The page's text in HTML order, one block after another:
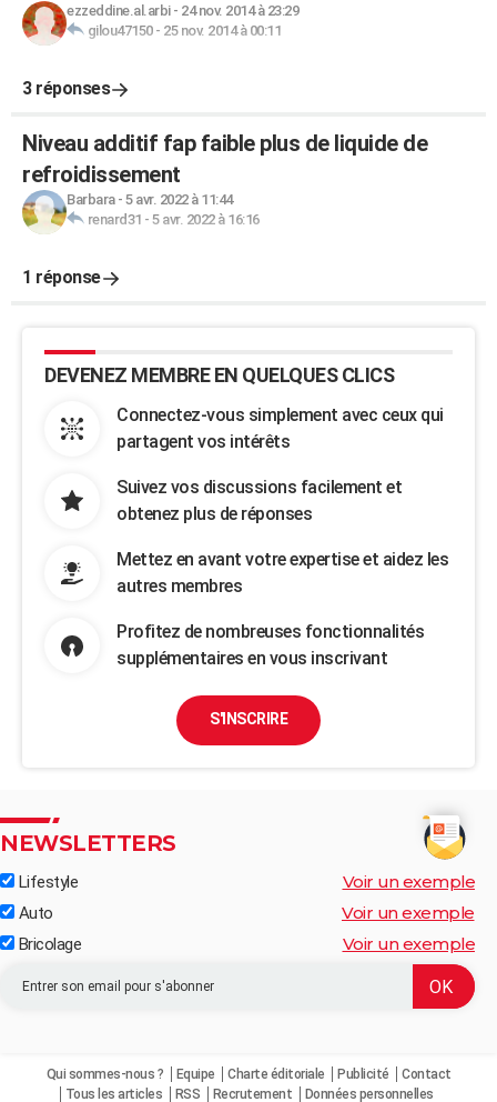
ezzeddine.al.arbi- 24 nov. 2014 à 23:29
gilou47150- 25 nov. 2014 à 00:11
3 réponses
Niveau additif fap faible plus de liquide de
refroidissement
Barbara- 5 avr. 2022 à 11:44
renard31 - 5 avr. 2022 à 16:16
1 réponse
DEVENEZ MEMBRE EN QUELQUES CLICS
Connectez-vous simplement avec ceux qui
partagent vos intérêts
Suivez vos discussions facilement et
obtenez plus de réponses
Mettez en avant votre expertise et aidez les
autres membres
Profitez de nombreuses fonctionnalités
supplémentaires en vous inscrivant
S'INSCRIRE
NEWSLETTERS
Lifestyle Voir un exemple
Auto Voir un exemple
Bricolage Voir un exemple
Qui sommes-nous ? Equipe Charte éditoriale Publicité
Contact
Tous les articles
RSS Recrutement Données personnelles